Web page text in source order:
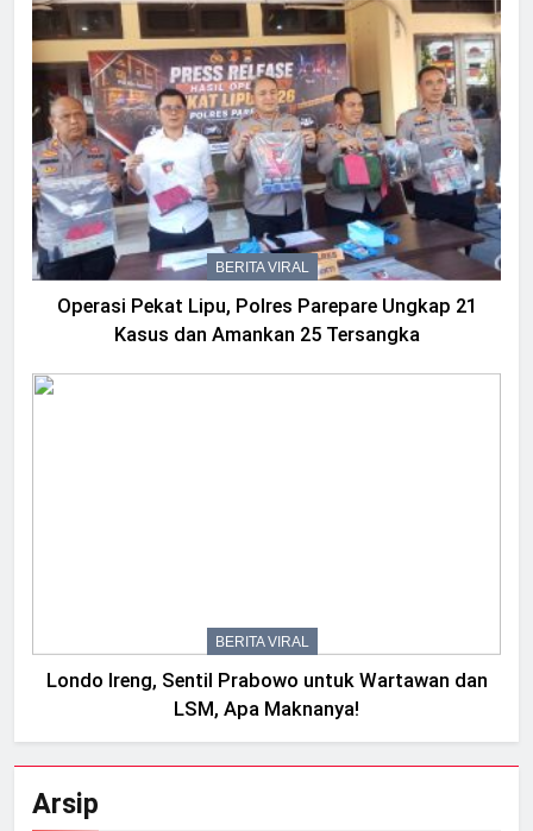
BERITA VIRAL
Operasi Pekat Lipu, Polres Parepare Ungkap 21
Kasus dan Amankan 25 Tersangka
BERITA VIRAL
Londo Ireng, Sentil Prabowo untuk Wartawan dan
LSM, Apa Maknanya!
Arsip